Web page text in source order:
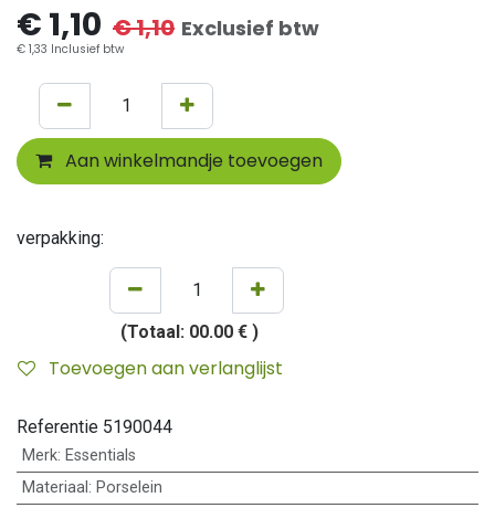
€ 1,10 €1,10 Exclusief btw
€ 1,33 Inclusief btw
Aan winkelmandje toevoegen
verpakking:
(Totaal: 00.00 € )
Toevoegen aan verlanglijst
Referentie 5190044
Merk: Essentials
Materiaal : Porselein